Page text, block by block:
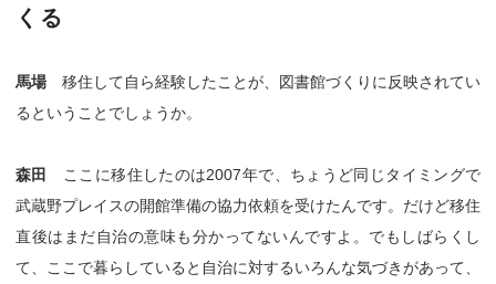
くる
馬場移住して自ら経験したことが、図書館づくりに反映されてい
るということでしょうか。
森田
ここに移住したのは2007年で、ちょうど同じタイミングで
武蔵野プレイスの開館準備の協力依頼を受けたんです。だけど移住
直後はまだ自治の意味も分かってないんですよ。でもしばらくし
て、ここで暮らしていると自治に対するいろんな気づきがあって、